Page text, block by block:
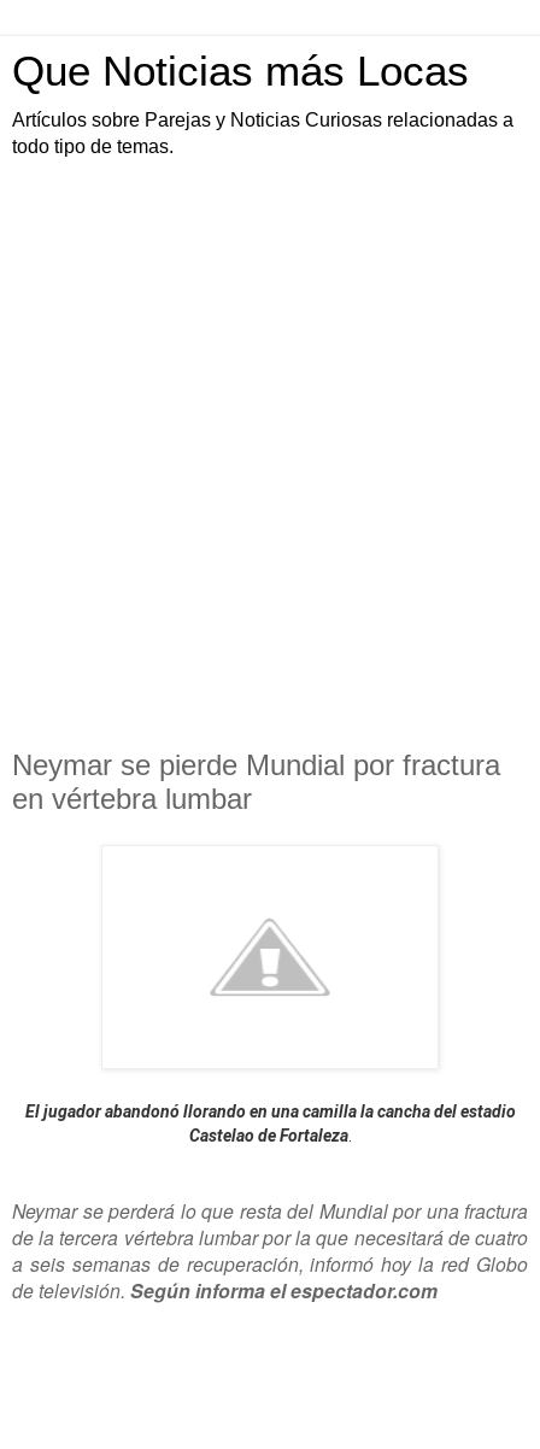
Que Noticias más Locas
Artículos sobre Parejas y Noticias Curiosas relacionadas a
todo tipo de temas.
Neymar se pierde Mundial por fractura
en vértebra lumbar
El jugador abandonó llorando en una camilla la cancha del estadio
Castelao de Fortaleza.
Neymar se perderá lo que resta del Mundial por una fractura
de la tercera vértebra lumbar por la que necesitará de cuatro
a seis semanas de recuperación, informó hoy la red Globo
de televisión. Según informa el espectador.com